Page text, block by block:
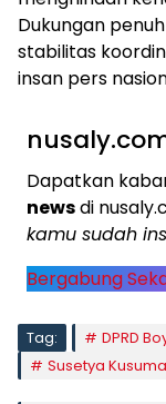
Dukungan
stabilitas
insan pers
Dapatkan
newsdi
kamu sudah
Bergabung
Tag: DPRD
Susetya Kusuma